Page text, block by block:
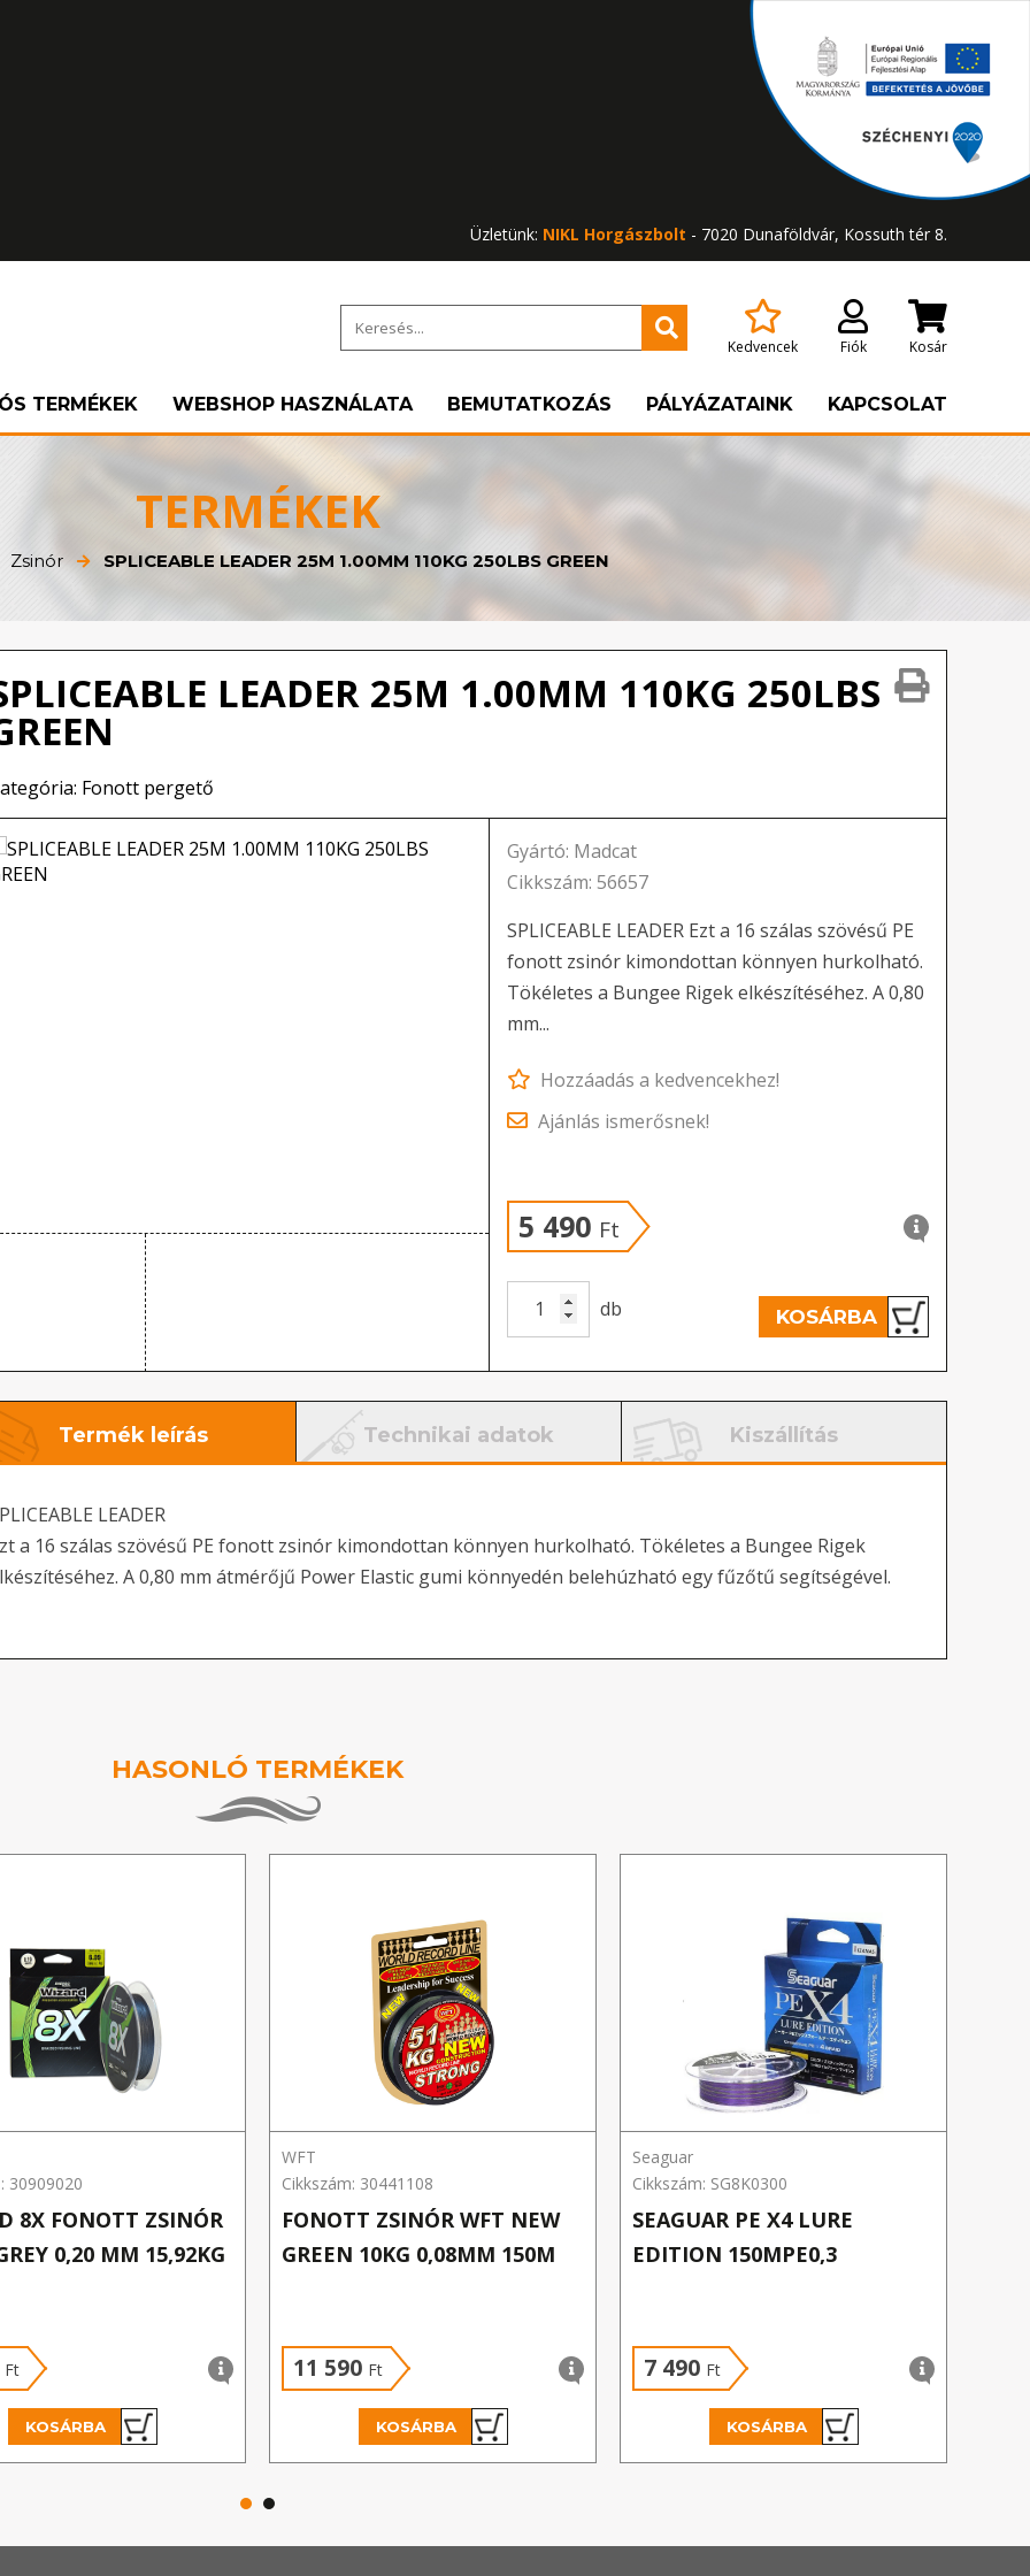
Üzletünk: NIKL Horgászbolt - 7020 Dunaföldvár, Kossuth tér 8.
Kedvencek Fiók Kosár
TERMÉKEK WEBSHOP HASZNÁLATA BEMUTATKOZÁS PÁLYÁZATAINK KAPCSOLAT
TERMÉKEK
Zsinór SPLICEABLE LEADER 25M 1.00MM 110KG 250LBS GREEN
LEADER 25M 1.00MM 110KG 250LBS
Fonott pergető
Gyártó: Madcat
Cikkszám: 56657
SPLICEABLE LEADER Ezt a 16 szálas szövésű PE
fonott zsinór kimondottan könnyen hurkolható.
Tökéletes a Bungee Rigek elkészítéséhez. A 0,80
mm...
Hozzáadás a kedvencekhez!
Ajánlás ismerősnek!
5 490 Ft
db KOSÁRBA
Termék leírás Technikai adatok Kiszállítás
LEADER
a 16 szálas szövésű PE fonott zsinór kimondottan könnyen hurkolható. Tökéletes a Bungee Rigek
A 0,80 mm átmérőjű Power Elastic gumi könnyedén belehúzható egy fűzőtű segítségével.
HASONLÓ TERMÉKEK
30909020
8X FONOTT ZSINÓR
0,20 MM 15,92KG
Ft
KOSÁRBA
WFT
Cikkszám: 30441108
FONOTT ZSINÓR WFT NEW
GREEN 10KG 0,08MM 150M
11 590 Ft
KOSÁRBA
Seaguar
Cikkszám: SG8K0300
SEAGUAR PE X4 LURE
EDITION 150MPE0,3
7 490 Ft
KOSÁRBA